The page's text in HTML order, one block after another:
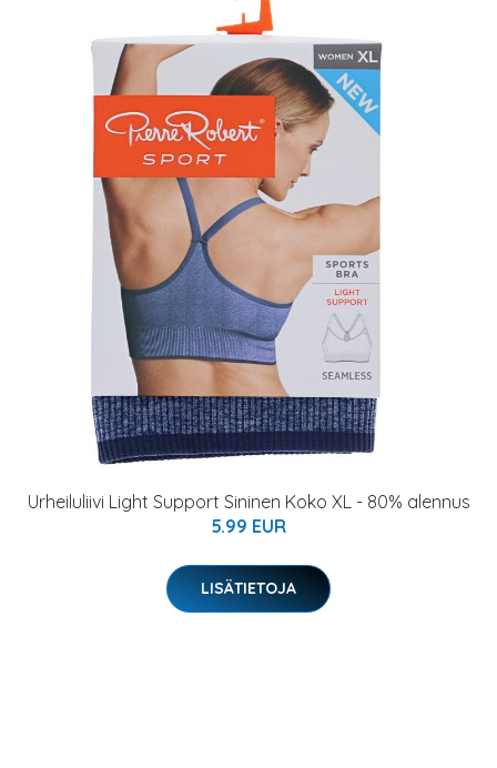
Urheiluliivi Light Support Sininen Koko XL - 80% alennus
5.99 EUR
LISÄTIETOJA